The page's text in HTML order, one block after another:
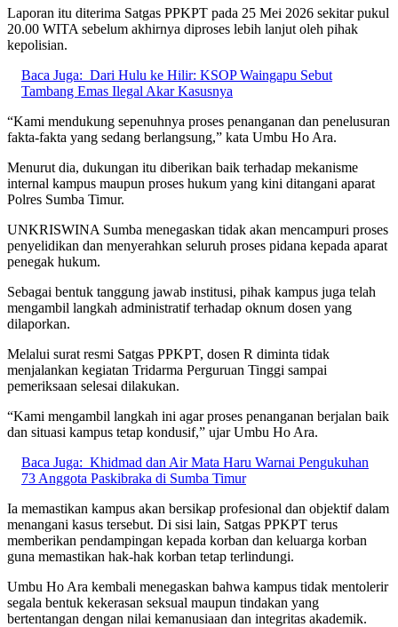
Laporan itu diterima Satgas PPKPT pada 25 Mei 2026 sekitar pukul
20.00 WITA sebelum akhirnya diproses lebih lanjut oleh pihak
kepolisian.
Baca Juga: Dari Hulu ke Hilir: KSOP Waingapu Sebut
Tambang Emas Ilegal Akar Kasusnya
“Kami mendukung sepenuhnya proses penanganan dan penelusuran
fakta-fakta yang sedang berlangsung,” kata Umbu Ho Ara.
Menurut dia, dukungan itu diberikan baik terhadap mekanisme
internal kampus maupun proses hukum yang kini ditangani aparat
Polres Sumba Timur.
UNKRISWINA Sumba menegaskan tidak akan mencampuri proses
penyelidikan dan menyerahkan seluruh proses pidana kepada aparat
penegak hukum.
Sebagai bentuk tanggung jawab institusi, pihak kampus juga telah
mengambil langkah administratif terhadap oknum dosen yang
dilaporkan.
Melalui surat resmi Satgas PPKPT, dosen R diminta tidak
menjalankan kegiatan Tridarma Perguruan Tinggi sampai
pemeriksaan selesai dilakukan.
“Kami mengambil langkah ini agar proses penanganan berjalan baik
dan situasi kampus tetap kondusif,” ujar Umbu Ho Ara.
Baca Juga: Khidmad dan Air Mata Haru Warnai Pengukuhan
73 Anggota Paskibraka di Sumba Timur
Ia memastikan kampus akan bersikap profesional dan objektif dalam
menangani kasus tersebut. Di sisi lain, Satgas PPKPT terus
memberikan pendampingan kepada korban dan keluarga korban
guna memastikan hak-hak korban tetap terlindungi.
Umbu Ho Ara kembali menegaskan bahwa kampus tidak mentolerir
segala bentuk kekerasan seksual maupun tindakan yang
bertentangan dengan nilai kemanusiaan dan integritas akademik.